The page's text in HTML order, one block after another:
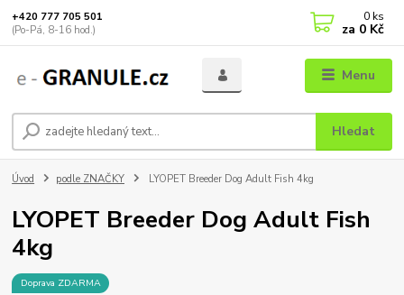
Menu
Hledat
+420 777 705 501
(Po-Pá, 8-16 hod.)
0 ks
za 0 Kč
Úvod podle ZNAČKY LYOPET Breeder Dog Adult Fish 4kg
LYOPET Breeder Dog Adult Fish
4kg
Doprava ZDARMA